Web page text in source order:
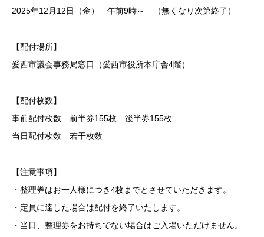
2025年12月12日（金） 午前9時～ （無くなり次第終了）
【配付場所】
愛西市議会事務局窓口（愛西市役所本庁舎4階）
【配付枚数】
事前配付枚数 前半券155枚 後半券155枚
当日配付枚数 若干枚数
【注意事項】
・整理券はお一人様につき4枚までとさせていただきます。
・定員に達した場合は配付を終了いたします。
・当日、整理券をお持ちでない場合はご入場いただけません。